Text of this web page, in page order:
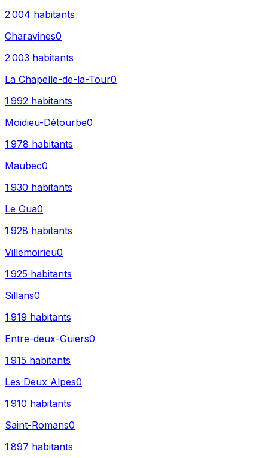
2 004 habitants
Charavines0
2 003 habitants
La Chapelle-de-la-Tour0
1 992 habitants
Moidieu-Détourbe0
1 978 habitants
Maubec0
1 930 habitants
Le Gua0
1 928 habitants
Villemoirieu0
1 925 habitants
Sillans0
1 919 habitants
Entre-deux-Guiers0
1 915 habitants
Les Deux Alpes0
1 910 habitants
Saint-Romans0
1 897 habitants